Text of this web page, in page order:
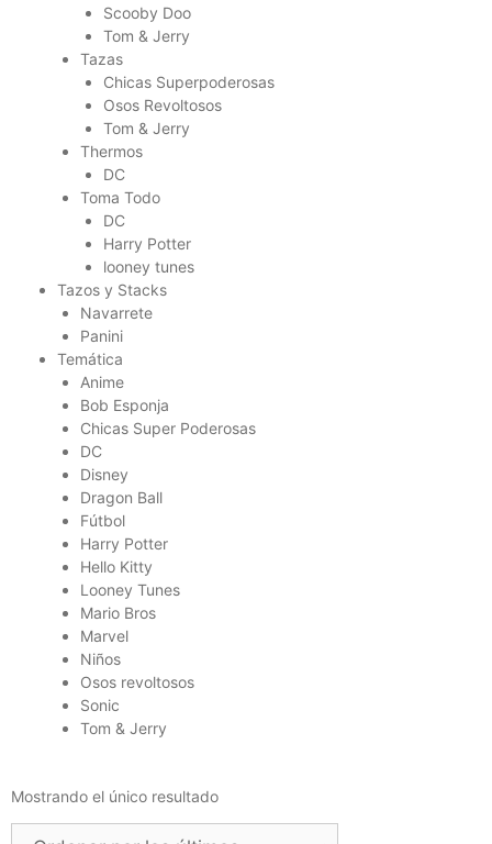
Scooby Doo
Tom & Jerry
Tazas
Chicas Superpoderosas
Osos Revoltosos
Tom & Jerry
Thermos
DC
Toma Todo
DC
Harry Potter
looney tunes
Tazos y Stacks
Navarrete
Panini
Temática
Anime
Bob Esponja
Chicas Super Poderosas
DC
Disney
Dragon Ball
Fútbol
Harry Potter
Hello Kitty
Looney Tunes
Mario Bros
Marvel
Niños
Osos revoltosos
Sonic
Tom & Jerry
Mostrando el único resultado